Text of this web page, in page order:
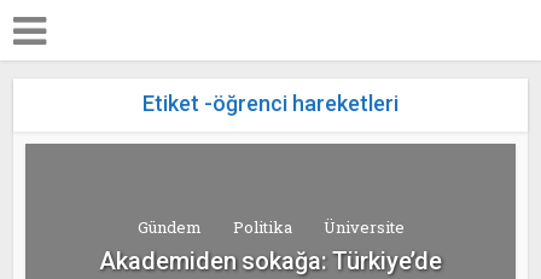
Etiket -öğrenci hareketleri
Gündem Politika Üniversite
Akademiden sokağa: Türkiye’de